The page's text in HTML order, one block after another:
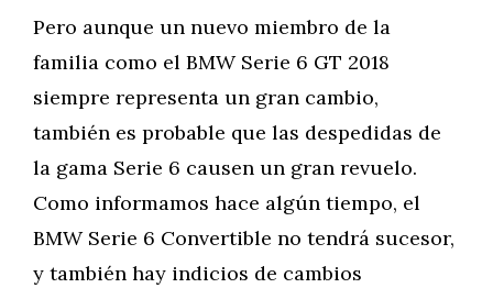
Pero aunque un nuevo miembro de la
familia como el BMW Serie 6 GT 2018
siempre representa un gran cambio,
también es probable que las despedidas de
la gama Serie 6 causen un gran revuelo.
Como informamos hace algún tiempo, el
BMW Serie 6 Convertible no tendrá sucesor,
y también hay indicios de cambios